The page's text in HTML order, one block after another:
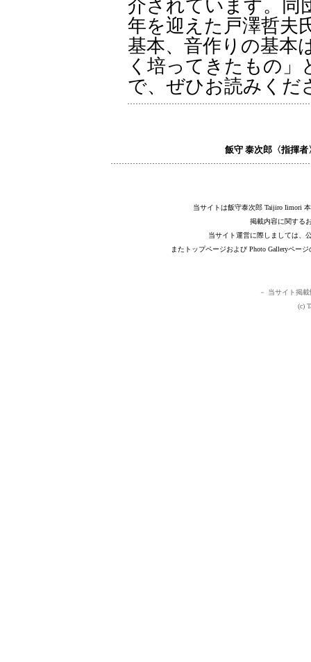
介されています。同
年を迎えた戸澤哲夫
基本、音作りの基本
く培ってきたもの
で、ぜひお読みくだ
飯守 泰次郎〈指揮
当サイトは飯守泰次郎 Taijiro Iimori
掲載内容に関する
当サイト運営に際しましては、
またトップページおよび Photo Galleryペー
－ 当サイト掲
(c)